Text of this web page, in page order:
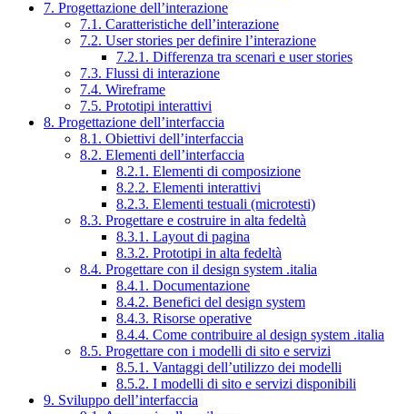
7. Progettazione dell’interazione
7.1. Caratteristiche dell’interazione
7.2. User stories per definire l’interazione
7.2.1. Differenza tra scenari e user stories
7.3. Flussi di interazione
7.4. Wireframe
7.5. Prototipi interattivi
8. Progettazione dell’interfaccia
8.1. Obiettivi dell’interfaccia
8.2. Elementi dell’interfaccia
8.2.1. Elementi di composizione
8.2.2. Elementi interattivi
8.2.3. Elementi testuali (microtesti)
8.3. Progettare e costruire in alta fedeltà
8.3.1. Layout di pagina
8.3.2. Prototipi in alta fedeltà
8.4. Progettare con il design system .italia
8.4.1. Documentazione
8.4.2. Benefici del design system
8.4.3. Risorse operative
8.4.4. Come contribuire al design system .italia
8.5. Progettare con i modelli di sito e servizi
8.5.1. Vantaggi dell’utilizzo dei modelli
8.5.2. I modelli di sito e servizi disponibili
9. Sviluppo dell’interfaccia